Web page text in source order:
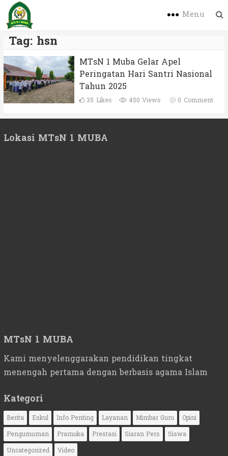
Menu
Tag: hsn
MTsN 1 Muba Gelar Apel
Peringatan Hari Santri Nasional
Tahun 2025
35 Likes 450 Views 0 Comment
Lokasi MTsN 1 MUBA
MTsN 1 MUBA
Kami menyelenggarakan pendidikan tingkat
menengah pertama dengan berbasis agama Islam
Kategori
Berita Eskul Info Penting Layanan Mimbar Guru
Opini
Pengumuman
Pramuka Prestasi Siaran Pers
Siswa
Uncategorized
Video